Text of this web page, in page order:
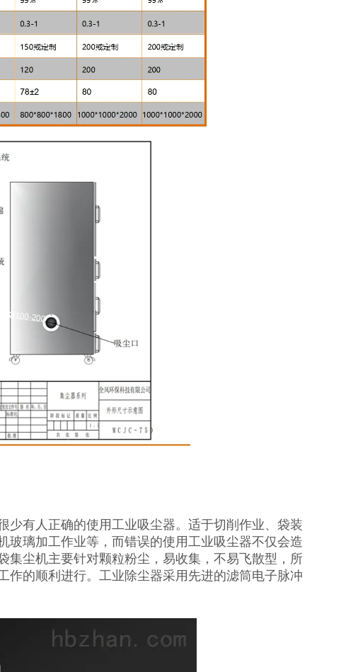
少有人正确的使用工业吸尘器。适于切削作业、袋装
玻璃加工作业等，而错误的使用工业吸尘器不仅会造
集尘机主要针对颗粒粉尘，易收集，不易飞散型，所
作的顺利进行。工业除尘器采用先进的滤筒电子脉冲